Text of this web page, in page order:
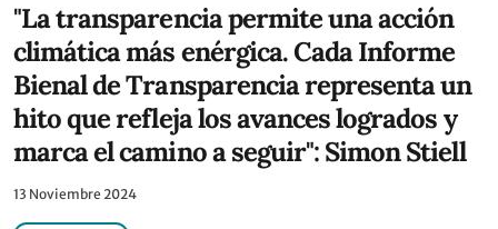
"La transparencia permite una acción
climática más enérgica. Cada Informe
Bienal de Transparencia representa un
hito que refleja los avances logrados y
marca el camino a seguir": Simon Stiell
13 Noviembre 2024